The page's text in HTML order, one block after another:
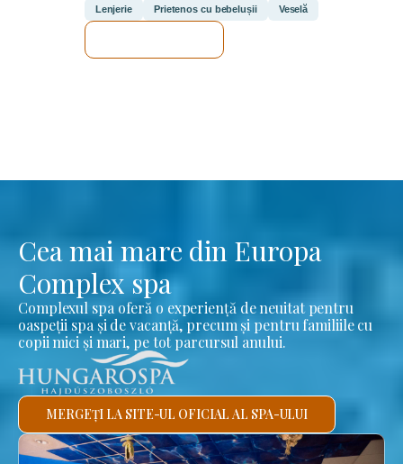
Lenjerie Prietenos cu bebelușii Veselă
Cea mai mare din Europa
Complex spa
Complexul spa oferă o experiență de neuitat pentru
oaspeții spa și de vacanță, precum și pentru familiile cu
copii mici și mari, pe tot parcursul anului.
MERGEȚI LA SITE-UL OFICIAL AL SPA-ULUI